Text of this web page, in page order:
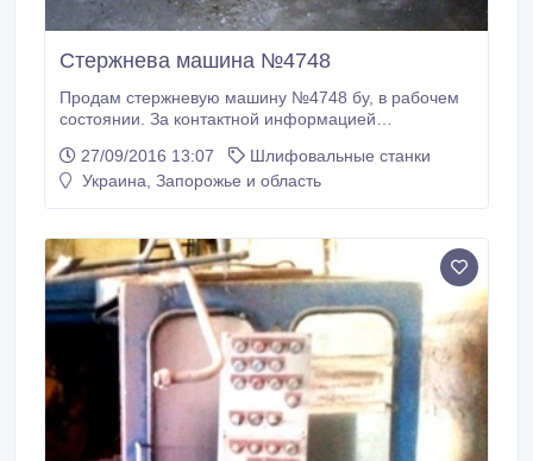
Стержнева машина №4748
Продам стержневую машину №4748 бу, в рабочем
состоянии. За контактной информацией
по электронной почте: godar@mail.ru;
commerce@talko.com.ua.
27/09/2016 13:07
Шлифовальные станки
Украина, Запорожье и область